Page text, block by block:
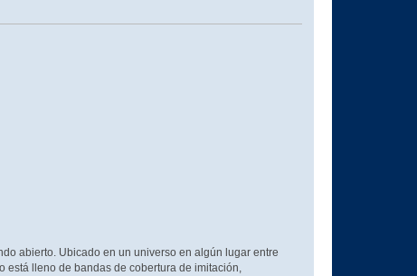
abierto. Ubicado en un universo en algún lugar entre
está lleno de bandas de cobertura de imitación,